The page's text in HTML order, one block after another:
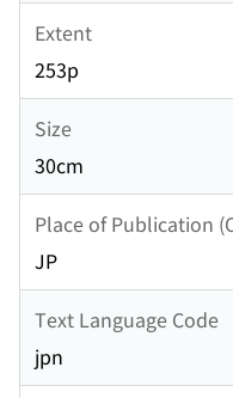
Extent
253p
Size
30cm
Place of Publication
JP
Text Language Code
jpn